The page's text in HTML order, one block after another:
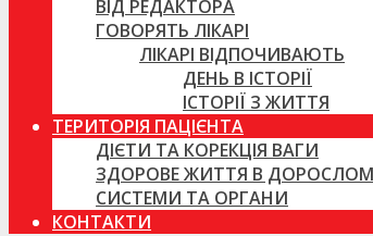
ВІД РЕДАКТОРА
ГОВОРЯТЬ ЛІКАРІ
ЛІКАРІ ВІДПОЧИВАЮТЬ
ДЕНЬ В ІСТОРІЇ
ІСТОРІЇ З ЖИТТЯ
ТЕРИТОРІЯ ПАЦІЄНТА
ДІЄТИ ТА КОРЕКЦІЯ ВАГИ
ЗДОРОВЕ ЖИТТЯ В
СИСТЕМИ ТА ОРГАНИ
КОНТАКТИ